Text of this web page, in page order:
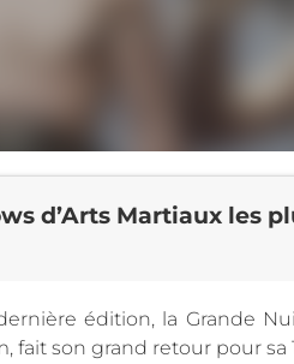
d’Arts Martiaux les
édition, la Grande
fait son grand retour pour sa